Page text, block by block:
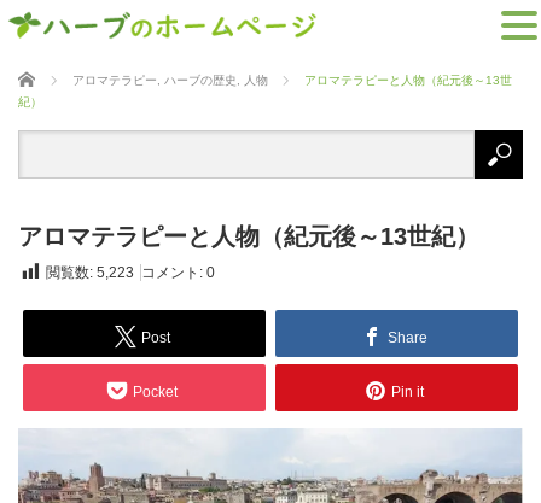
ホーム アロマテラピー ハーブの歴史 人物
アロマテラピーと人物（紀元後～13世
紀）
アロマテラピーと人物（紀元後～13世紀）
閲覧数: 5,223 コメント: 0
Post Share
Pocket Pin it